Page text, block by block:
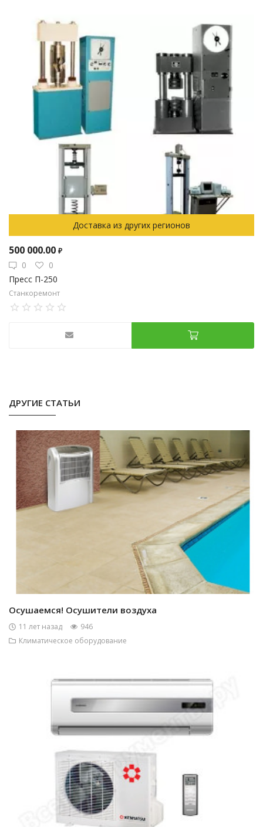
Доставка из других регионов
500 000.00 ₽
0
0
Пресс П-250
Станкоремонт
ДРУГИЕ СТАТЬИ
Осушаемся! Осушители воздуха
11 лет назад
946
Климатическое оборудование